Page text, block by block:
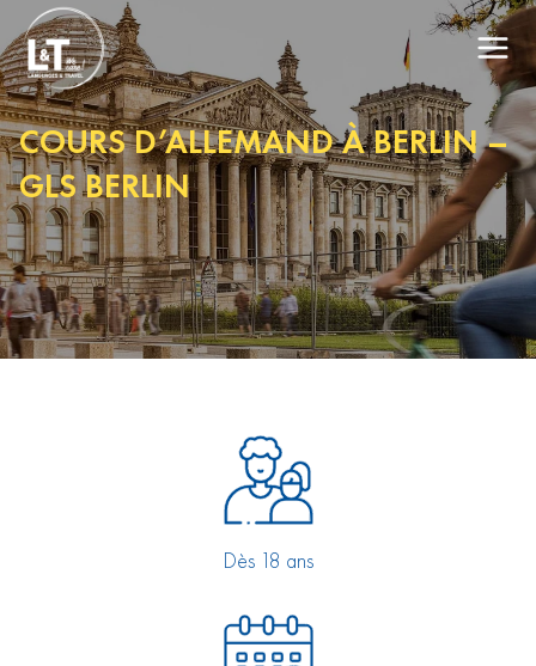
COURS D’ALLEMAND À BERLIN –
GLS BERLIN
Dès 18 ans